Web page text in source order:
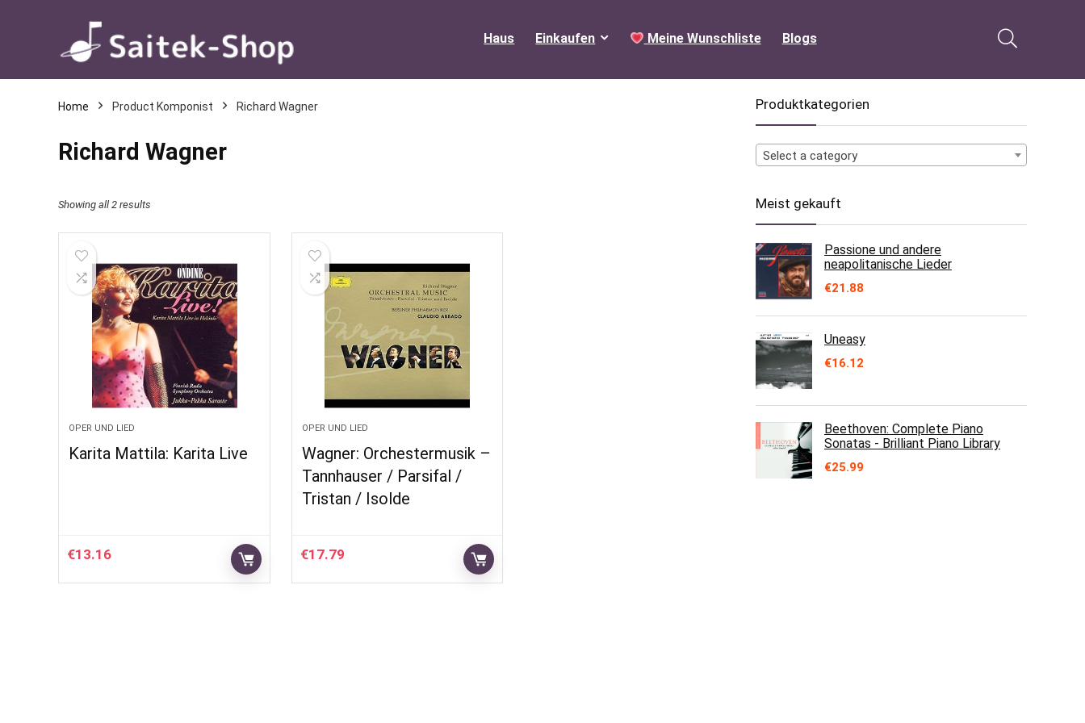
Haus Einkaufen Meine Wunschliste Blogs
Home Product Komponist Richard Wagner
Richard Wagner
Showing all 2 results
OPER UND LIED
Karita Mattila: Karita Live
€13.16
OPER UND LIED
Wagner: Orchestermusik –
Tannhauser / Parsifal /
Tristan / Isolde
€17.79
Produktkategorien
Select a category
Meist gekauft
Passione und andere
neapolitanische Lieder
€21.88
Uneasy
€16.12
Beethoven: Complete Piano
Sonatas - Brilliant Piano Library
€25.99